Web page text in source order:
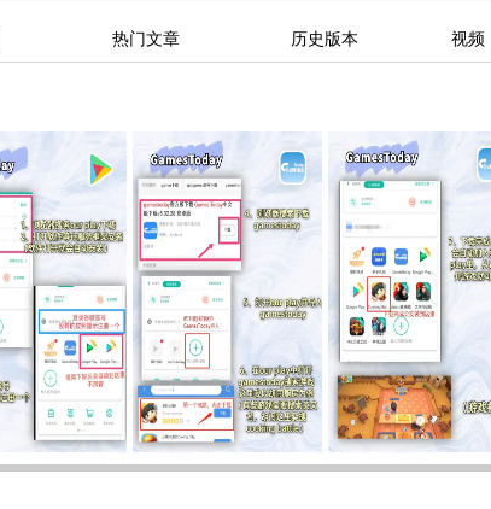
热门文章 历史版本 视频